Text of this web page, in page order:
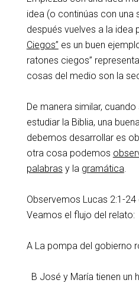
idea (o continúas con una
después vuelves a la idea
Ciegos” es un buen
ratones ciegos”
cosas del medio son la
De manera similar,
estudiar la Biblia, una
debemos desarrollar es
otra cosa podemos
palabras y la gramática.
Observemos Lucas 2:1-
Veamos el flujo del relato:
A La pompa del gobierno
B José y María tienen un